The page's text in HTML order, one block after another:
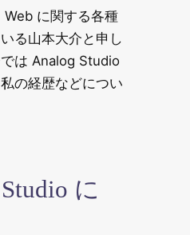
に関する各種
る山本大介と申し
は Analog Studio
の経歴などについ
に